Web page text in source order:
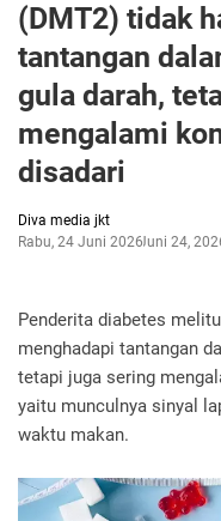
(DMT2) tidak
tantangan
gula darah,
mengalami
disadari
Diva media jkt
Rabu, 24 Juni 2026Juni 24,
Penderita diabetes
menghadapi tantangan
tetapi juga sering
yaitu munculnya sinyal
waktu makan.